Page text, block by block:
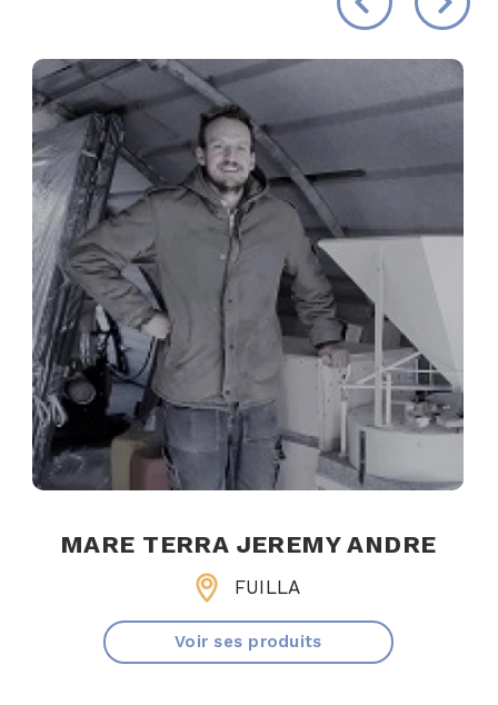
MARE TERRA JEREMY ANDRE
FUILLA
Voir ses produits